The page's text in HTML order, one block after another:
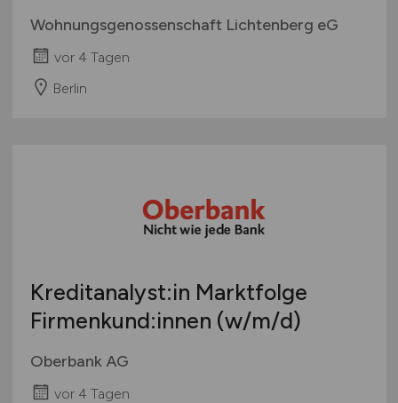
Wohnungsgenossenschaft Lichtenberg eG
vor 4 Tagen
Berlin
Kreditanalyst:in Marktfolge
Firmenkund:innen (w/m/d)
Oberbank AG
vor 4 Tagen